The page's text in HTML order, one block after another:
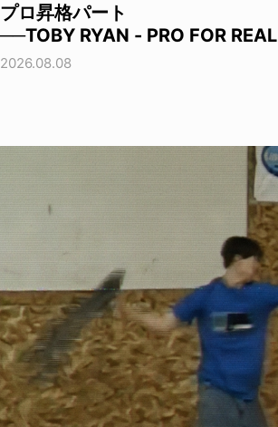
プロ昇格パート
──TOBY RYAN - PRO FOR REAL
2026.08.08